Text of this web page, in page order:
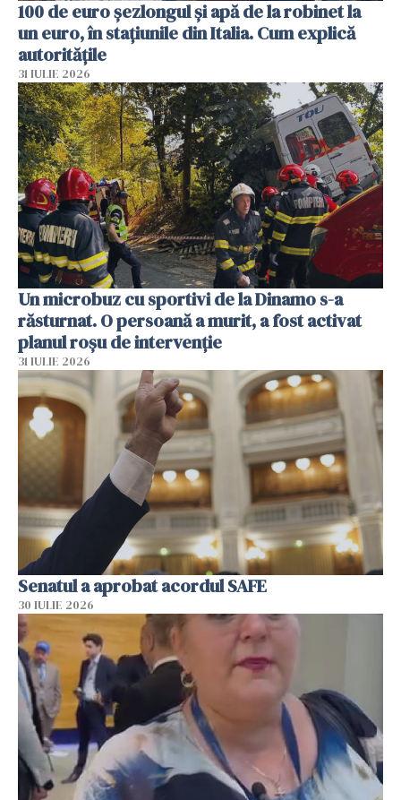
100 de euro șezlongul și apă de la robinet la
un euro, în stațiunile din Italia. Cum explică
autoritățile
31 IULIE 2026
Un microbuz cu sportivi de la Dinamo s-a
răsturnat. O persoană a murit, a fost activat
planul roșu de intervenție
31 IULIE 2026
Senatul a aprobat acordul SAFE
30 IULIE 2026